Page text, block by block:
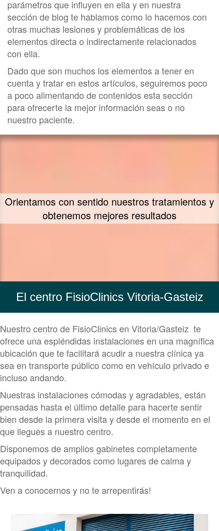
parámetros que influyen en ella y en nuestra
sección de blog te hablamos como lo hacemos con
otras muchas lesiones y problemáticas de los
elementos directa o indirectamente relacionados
con ella.
Dado que son muchos los elementos a tener en
cuenta y tratar en estos artículos, seguiremos poco
a poco alimentando de contenidos esta sección
para ofrecerte la mejor información seas o no
nuestro paciente.
Orientamos con sentido nuestros tratamientos y
obtenemos mejores resultados
El centro FisioClinics Vitoria-Gasteiz
Nuestro centro de FisioClinics en Vitoria/Gasteiz te
ofrece una espléndidas instalaciones en una magnífica
ubicación que te facilitará acudir a nuestra clínica ya
sea en transporte público como en vehículo privado e
incluso andando.
Nuestras instalaciones cómodas y agradables, están
pensadas hasta el último detalle para hacerte sentir
bien desde la primera visita y desde el momento en el
que llegues a nuestro centro.
Disponemos de amplios gabinetes completamente
equipados y decorados como lugares de calma y
tranquilidad.
Ven a conocernos y no te arrepentirás!